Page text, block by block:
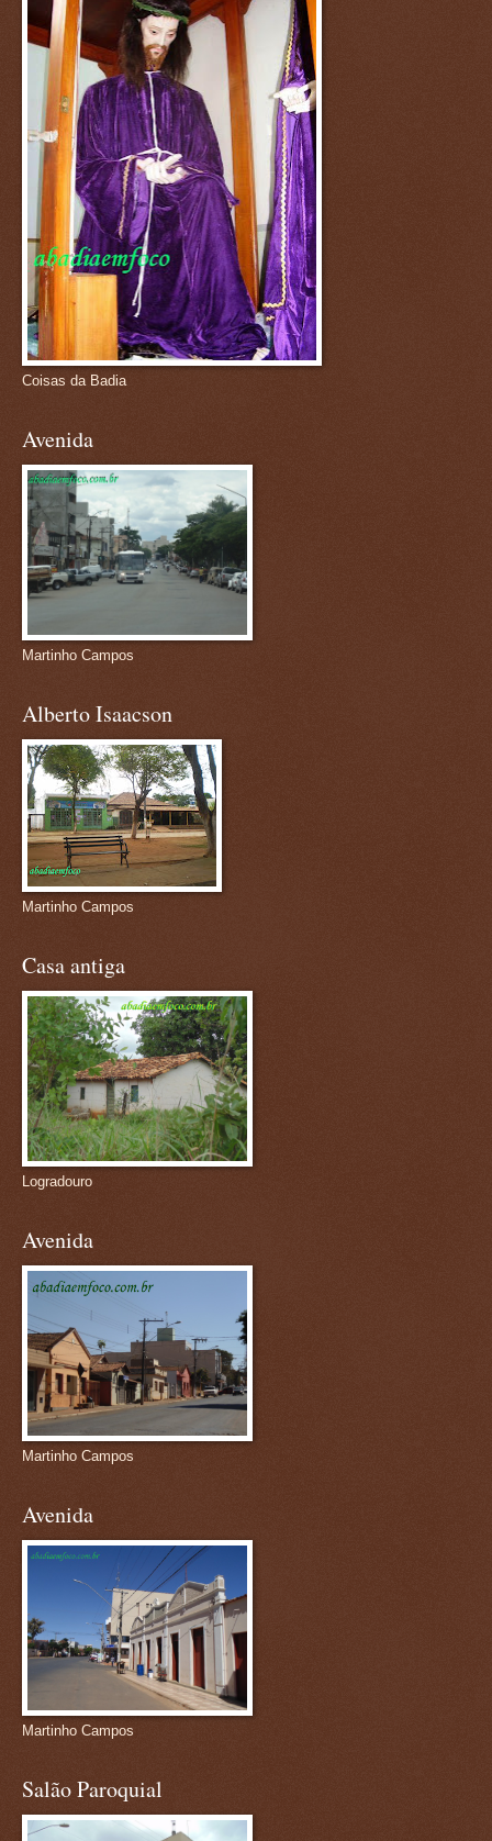
Coisas da Badia
Avenida
Martinho Campos
Alberto Isaacson
Martinho Campos
Casa antiga
Logradouro
Avenida
Martinho Campos
Avenida
Martinho Campos
Salão Paroquial